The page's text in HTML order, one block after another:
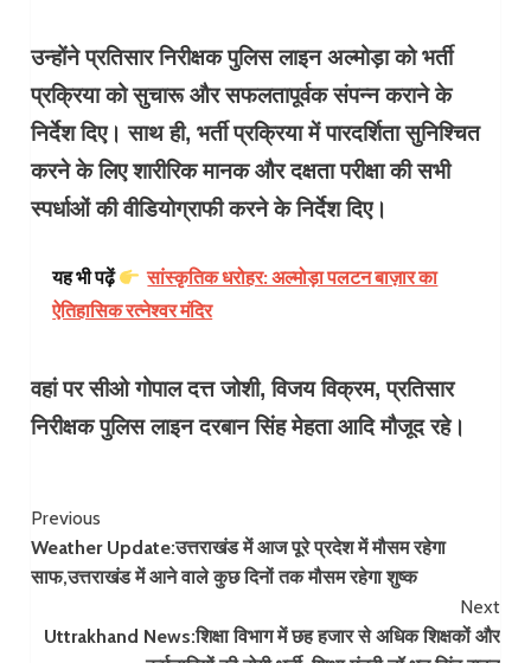
उन्होंने प्रतिसार निरीक्षक पुलिस लाइन अल्मोड़ा को भर्ती
प्रक्रिया को सुचारू और सफलतापूर्वक संपन्न कराने के
निर्देश दिए। साथ ही, भर्ती प्रक्रिया में पारदर्शिता सुनिश्चित
करने के लिए शारीरिक मानक और दक्षता परीक्षा की सभी
स्पर्धाओं की वीडियोग्राफी करने के निर्देश दिए।
यह भी पढ़ें
सांस्कृतिक धरोहर: अल्मोड़ा पलटन बाज़ार का
ऐतिहासिक रत्नेश्वर मंदिर
वहां पर सीओ गोपाल दत्त जोशी, विजय विक्रम, प्रतिसार
निरीक्षक पुलिस लाइन दरबान सिंह मेहता आदि मौजूद रहे।
Continue
Reading
Previous
Weather Update:उत्तराखंड में आज पूरे प्रदेश में मौसम रहेगा
साफ,उत्तराखंड में आने वाले कुछ दिनों तक मौसम रहेगा शुष्क
Next
Uttrakhand News:शिक्षा विभाग में छह हजार से अधिक शिक्षकों और